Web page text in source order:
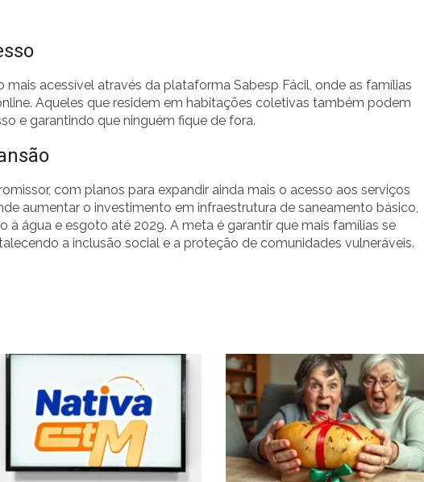
acessível através da plataforma Sabesp Fácil, onde as famílias
Aqueles que residem em habitações coletivas também podem
e garantindo que ninguém fique de fora.
com planos para expandir ainda mais o acesso aos serviços
aumentar o investimento em infraestrutura de saneamento básico,
à água e esgoto até 2029. A meta é garantir que mais famílias se
a inclusão social e a proteção de comunidades vulneráveis.